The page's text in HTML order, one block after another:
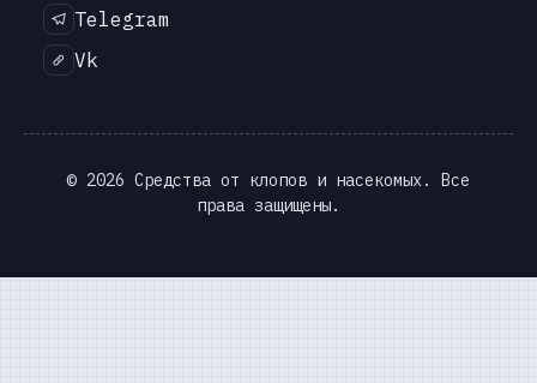
Telegram
Vk
© 2026 Средства от клопов и насекомых. Все
права защищены.